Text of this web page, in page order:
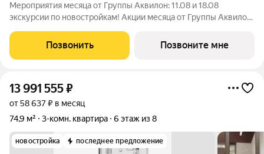
Мероприятия месяца от Группы Аквилон: 11.08 и 18.08
экскурсии по новостройкам! Акции месяца от Группы Аквилон:
млн !Арктическая ипотека. ПСК: 18,32-21,9%. Ставка 1%!
Семейная ипотека. ПСК:
Позвонить Позвоните мне
13 991 555₽
от 58 637 ₽ в месяц
74,9 м²
3-комн. квартира 6 этаж из 8
новостройка последнее предложение